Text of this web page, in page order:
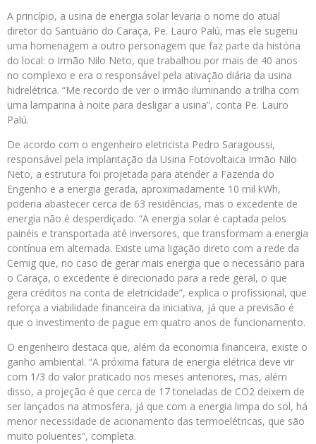
A princípio, a usina de energia solar levaria o nome do atual
diretor do Santuário do Caraça, Pe. Lauro Palú, mas ele sugeriu
uma homenagem a outro personagem que faz parte da história
do local: o Irmão Nilo Neto, que trabalhou por mais de 40 anos
no complexo e era o responsável pela ativação diária da usina
hidrelétrica. “Me recordo de ver o irmão iluminando a trilha com
uma lamparina à noite para desligar a usina”, conta Pe. Lauro
Palú.
De acordo com o engenheiro eletricista Pedro Saragoussi,
responsável pela implantação da Usina Fotovoltaica Irmão Nilo
Neto, a estrutura foi projetada para atender a Fazenda do
Engenho e a energia gerada, aproximadamente 10 mil kWh,
poderia abastecer cerca de 63 residências, mas o excedente de
energia não é desperdiçado. “A energia solar é captada pelos
painéis e transportada até inversores, que transformam a energia
contínua em alternada. Existe uma ligação direto com a rede da
Cemig que, no caso de gerar mais energia que o necessário para
o Caraça, o excedente é direcionado para a rede geral, o que
gera créditos na conta de eletricidade”, explica o profissional, que
reforça a viabilidade financeira da iniciativa, já que a previsão é
que o investimento de pague em quatro anos de funcionamento.
O engenheiro destaca que, além da economia financeira, existe o
ganho ambiental. “A próxima fatura de energia elétrica deve vir
com 1/3 do valor praticado nos meses anteriores, mas, além
disso, a projeção é que cerca de 17 toneladas de CO2 deixem de
ser lançados na atmosfera, já que com a energia limpa do sol, há
menor necessidade de acionamento das termoelétricas, que são
muito poluentes”, completa.